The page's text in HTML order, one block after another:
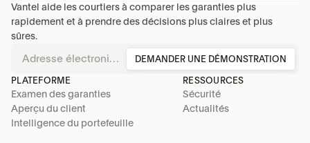
Vantel aide les courtiers à comparer les garanties plus
rapidement et à prendre des décisions plus claires et plus
sûres.
DEMANDER UNE DÉMONSTRATION
PLATEFORME
Examen des garanties
Aperçu du client
Intelligence du portefeuille
RESSOURCES
Sécurité
Actualités